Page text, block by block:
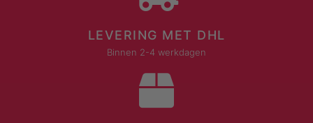
LEVERING MET DHL
Binnen 2-4 werkdagen